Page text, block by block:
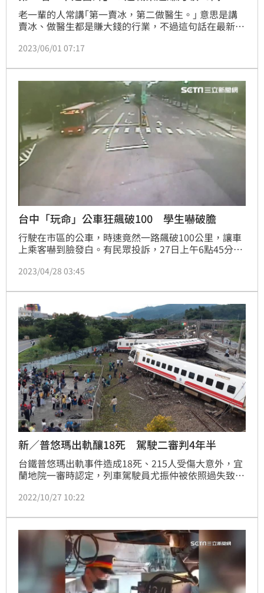
老一輩的人常講｢第一賣冰，第二做醫生。｣ 意思是講
賣冰、做醫生都是賺大錢的行業，不過這句話在最新的
「職業類別薪資調查」的相關數據，在台灣薪資排行前
的也不是醫師，而是航空駕駛員。
2023/06/01 07:17
台中「玩命」公車狂飆破100 學生嚇破膽
行駛在市區的公車，時速竟然一路飆破100公里，讓車
上乘客嚇到臉發白。有民眾投訴，27日上午6點45分，
車，行經大雅區、西屯區，一路飆速通過20多個停靠
在太快，車上多名學生沿路嚇到緊握住拉環、扶桿，並
拍下司機超速的照片向議員投訴。(記者 潘靚緯)
2023/04/28 03:45
新／普悠瑪出軌釀18死 駕駛二審判4年半
台鐵普悠瑪出軌事件造成18死、215人受傷大意外，宜
蘭地院一審時認定，列車駕駛員尤振仲被依照過失致死
辯稱自己沒有關閉列車自動防護系統（ATP），也沒有
上訴。
2022/10/27 10:22